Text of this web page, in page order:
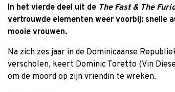
In het vierde deel uit de The Fast & The
vertrouwde elementen weer voorbij: snelle
mooie vrouwen.
Na zich zes jaar in de Dominicaanse
verscholen, keert Dominic Toretto (Vin
om de moord op zijn vriendin te wreken.